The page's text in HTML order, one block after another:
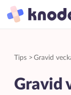
Tips> Gravid
Gravid